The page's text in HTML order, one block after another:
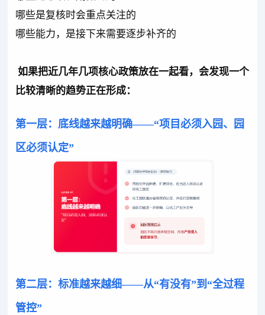
哪些是复核时会重点关注的
哪些能力，是接下来需要逐步补齐的
如果把近几年几项核心政策放在一起看，会发现一个
比较清晰的趋势正在形成：
第一层：底线越来越明确——“项目必须入园、园
区必须认定”
第二层：标准越来越细——从“有没有”到“全过程
管控”